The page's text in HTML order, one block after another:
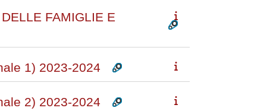
FAMIGLIE E
1) 2023-2024
2) 2023-2024